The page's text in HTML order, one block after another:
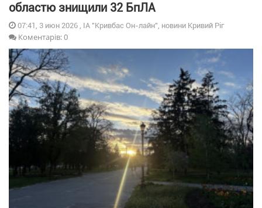
областю знищили 32 БпЛА
07:41, 3 июн 2026 , ІА "Кривбас Он-лайн", новини Кривий Ріг
Коментарів: 0